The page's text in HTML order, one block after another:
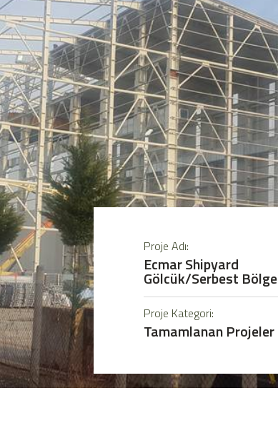
Proje Adı:
Ecmar Shipyard
Gölcük/Serbest Bölge
Proje Kategori:
Tamamlanan Projeler